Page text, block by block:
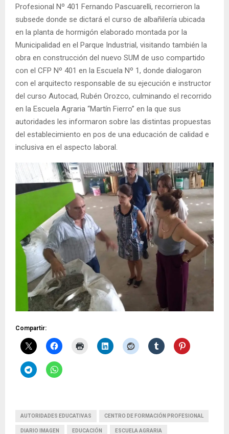
Profesional Nº 401 Fernando Pascuarelli, recorrieron la
subsede donde se dictará el curso de albañilería ubicada
en la planta de hormigón elaborado montada por la
Municipalidad en el Parque Industrial, visitando también la
obra en construcción del nuevo SUM de uso compartido
con el CFP Nº 401 en la Escuela Nº 1, donde dialogaron
con el arquitecto responsable de su ejecución e instructor
del curso Autocad, Rubén Orozco, culminando el recorrido
en la Escuela Agraria “Martín Fierro” en la que sus
autoridades les informaron sobre las distintas propuestas
del establecimiento en pos de una educación de calidad e
inclusiva en el aspecto laboral.
Compartir:
AUTORIDADES EDUCATIVAS CENTRO DE FORMACIÓN PROFESIONAL
DIARIO IMAGEN EDUCACIÓN ESCUELA AGRARIA